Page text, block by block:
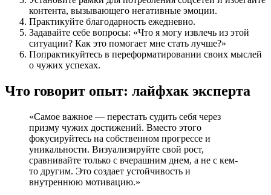
контента, вызывающего негативные эмоции.
Практикуйте благодарность ежедневно.
Задавайте себе вопросы: «Что я могу извлечь из этой
ситуации? Как это помогает мне стать лучше?»
Попрактикуйтесь в переформатировании своих мыслей
о чужих успехах.
Что говорит опыт: лайфхак эксперта
«Самое важное — перестать судить себя через
призму чужих достижений. Вместо этого
фокусируйтесь на собственном прогрессе и
уникальности. Визуализируйте свой рост,
сравнивайте только с вчерашним днем, а не с кем-
то другим. Это создает устойчивость и
внутреннюю мотивацию.»